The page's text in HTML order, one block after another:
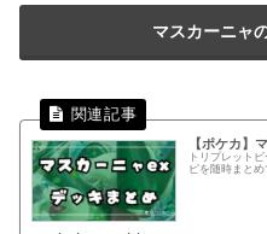
マスカーニャ
【ポケカ】
トリプレット
ピを随時まとめ